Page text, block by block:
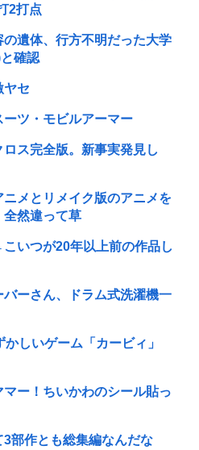
2打点
遺体、行方不明だった大学
確認
ヤセ
ツ・モビルアーマー
ス完全版。新事実発見し
メとリメイク版のアニメを
全然違って草
いつが20年以上前の作品し
バーさん、ドラム式洗濯機一
しいゲーム「カービィ」
マー！ちいかわのシール貼っ
部作とも総集編なんだな